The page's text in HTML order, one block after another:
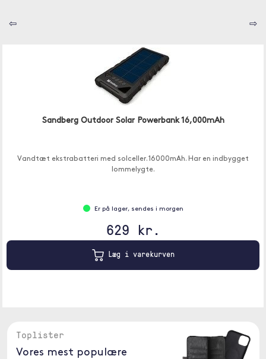
⇦ ⇨
Sandberg Outdoor Solar Powerbank 16,000mAh
Vandtæt ekstrabatteri med solceller. 16000mAh. Har en indbygget
lommelygte.
Er på lager, sendes i morgen
629 kr.
Læg i varekurven
Toplister
Vores mest populære